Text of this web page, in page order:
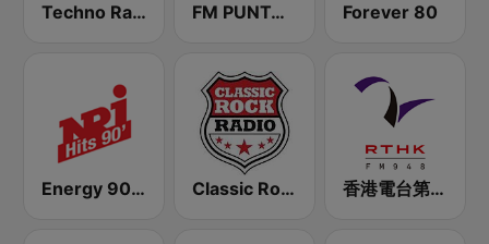
Techno Radio FM PUNTA CUMBIA Forever 80
Energy 90's Only Classic Rock Radio 香港電台第二台 RTHK Radio 2